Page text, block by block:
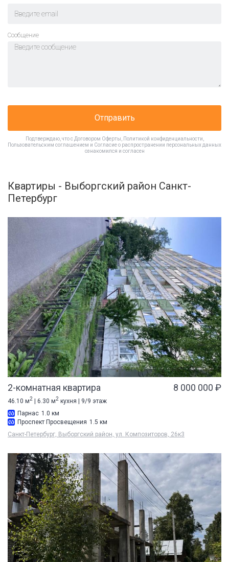
Cообщение
Отправить
Подтверждаю, что с Договором Оферты Политикой конфиденциальности
Пользовательским соглашением и Согласие о распространении персональных данных
ознакомился и согласен
Квартиры - Выборгский район Санкт-
Петербург
2-комнатная квартира 8 000 000 ₽
46.10 м2 | 6.30 м2 кухня | 9/9 этаж
Парнас 1.0 км
Проспект Просвещения 1.5 км
Санкт-Петербург, Выборгский район, ул. Композиторов, 26к3